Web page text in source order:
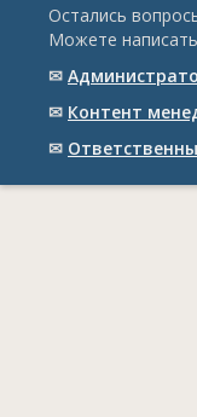
Остались
Можете
✉
✉ Контент
✉